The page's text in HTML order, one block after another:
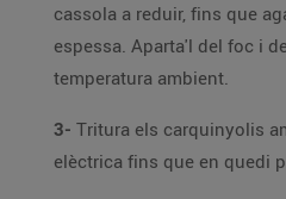
cassola a reduir, fins que
espessa. Aparta'l del foc i deixa'l refredar a
temperatura ambient.
3- Tritura els carquinyolis
elèctrica fins que en quedi